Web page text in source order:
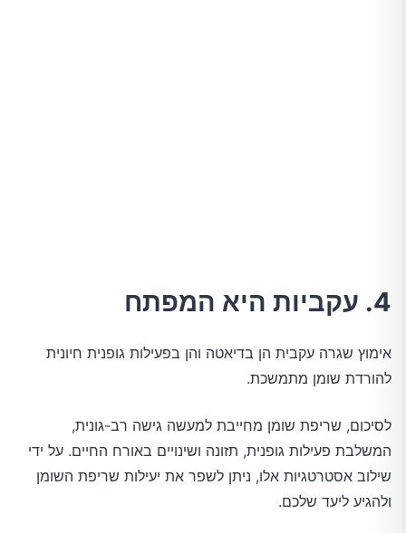
4. עקביות היא המפתח
אימוץ שגרה עקבית הן בדיאטה והן בפעילות גופנית חיונית
להורדת שומן מתמשכת.
לסיכום, שריפת שומן מחייבת למעשה גישה רב-גונית,
המשלבת פעילות גופנית, תזונה ושינויים באורח החיים. על ידי
שילוב אסטרטגיות אלו, ניתן לשפר את יעילות שריפת השומן
ולהגיע ליעד שלכם.